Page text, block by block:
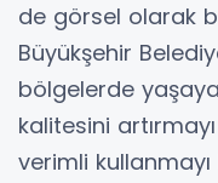
de görsel olarak
Büyükşehir
bölgelerde
kalitesini
verimli